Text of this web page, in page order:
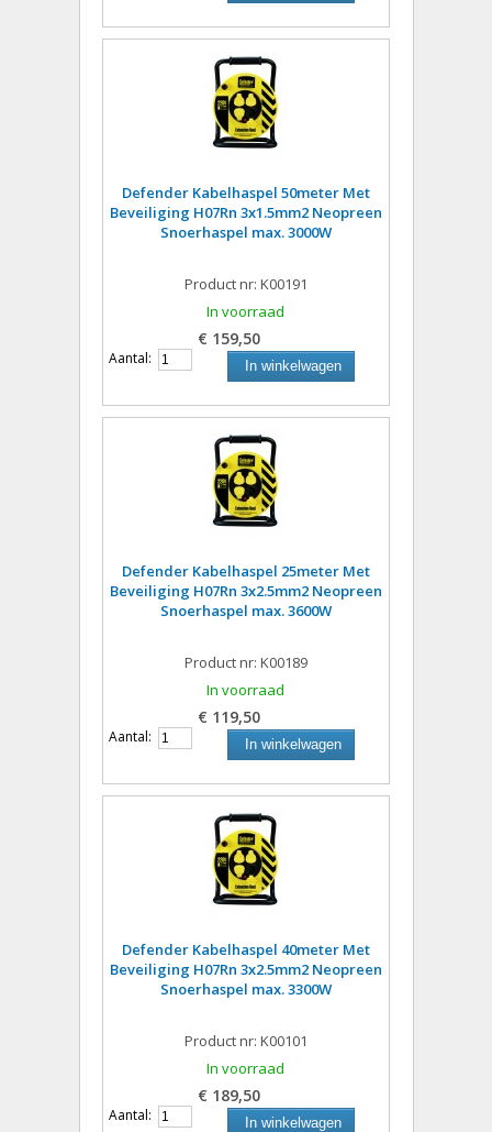
Defender Kabelhaspel 50meter Met
Beveiliging H07Rn 3x1.5mm2 Neopreen
Snoerhaspel max. 3000W
Product nr: K00191
In voorraad
€ 159,50
Aantal: In winkelwagen
Defender Kabelhaspel 25meter Met
Beveiliging H07Rn 3x2.5mm2 Neopreen
Snoerhaspel max. 3600W
Product nr: K00189
In voorraad
€ 119,50
Aantal: In winkelwagen
Defender Kabelhaspel 40meter Met
Beveiliging H07Rn 3x2.5mm2 Neopreen
Snoerhaspel max. 3300W
Product nr: K00101
In voorraad
€ 189,50
Aantal: In winkelwagen